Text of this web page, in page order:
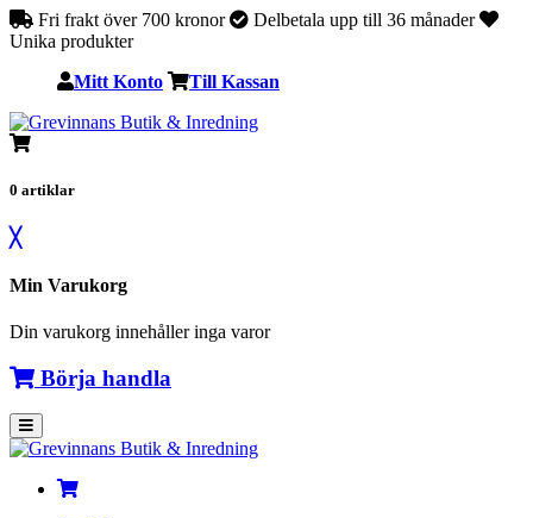
Fri frakt över 700 kronor
Delbetala upp till 36 månader
Unika produkter
Mitt Konto Till Kassan
0 artiklar
╳
Min Varukorg
Din varukorg innehåller inga varor
Börja handla